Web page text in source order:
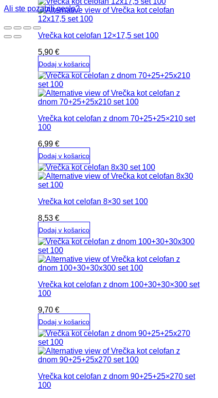
Vrečka kot celofan 12×17,5 set 100
5,90 €
Dodaj v košarico
Vrečka kot celofan z dnom 70+25+25×210 set
100
6,99 €
Dodaj v košarico
Vrečka kot celofan 8×30 set 100
8,53 €
Dodaj v košarico
Vrečka kot celofan z dnom 100+30+30×300 set
100
9,70 €
Dodaj v košarico
Vrečka kot celofan z dnom 90+25+25×270 set
100
Ali ste pozabili geslo?